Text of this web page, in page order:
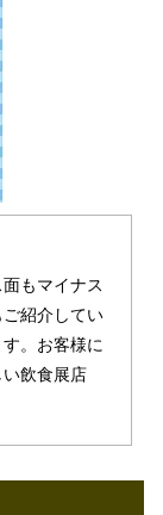
もマイナス
紹介してい
。お客様に
飲食展店